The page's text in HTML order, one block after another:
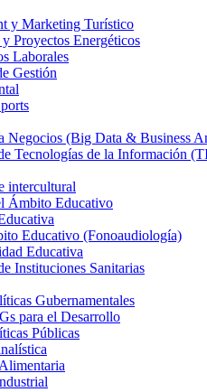
y Marketing Turístico
Proyectos Energéticos
Laborales
Gestión
Negocios (Big Data & Business
Tecnologías de la Información
intercultural
Ámbito Educativo
Educativo (Fonoaudiología)
Educativa
Instituciones Sanitarias
Gubernamentales
para el Desarrollo
Públicas